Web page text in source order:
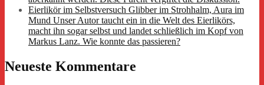
Eierlikör im Selbstversuch Glibber im Strohhalm, Aura im
Mund Unser Autor taucht ein in die Welt des Eierlikörs,
macht ihn sogar selbst und landet schließlich im Kopf von
Markus Lanz. Wie konnte das passieren?
Neueste Kommentare